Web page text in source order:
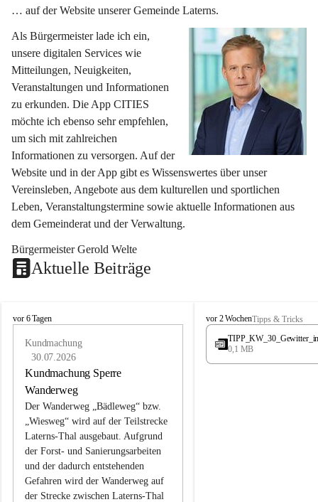
… auf der Website unserer Gemeinde Laterns.
Als Bürgermeister lade ich ein,
unsere digitalen Services wie
Mitteilungen, Neuigkeiten,
Veranstaltungen und Informationen
zu erkunden. Die App CITIES
möchte ich ebenso sehr empfehlen,
um sich mit zahlreichen
Informationen zu versorgen. Auf der
Website und in der App gibt es Wissenswertes über unser
Vereinsleben, Angebote aus dem kulturellen und sportlichen
Leben, Veranstaltungstermine sowie aktuelle Informationen aus
dem Gemeinderat und der Verwaltung.
Bürgermeister Gerold Welte
Aktuelle Beiträge
L
vor 6 Tagen
Kundmachung
30.07.2026
Kundmachung Sperre
Wanderweg
Der Wanderweg „Bädleweg“ bzw.
„Wiesweg“ wird auf der Teilstrecke
Laterns-Thal ausgebaut. Aufgrund
der Forst- und Sanierungsarbeiten
und der dadurch entstehenden
Gefahren wird der Wanderweg auf
der Strecke zwischen Laterns-Thal
L
a
e
vor 2 WochenTipps & Tricks
0,1 MB